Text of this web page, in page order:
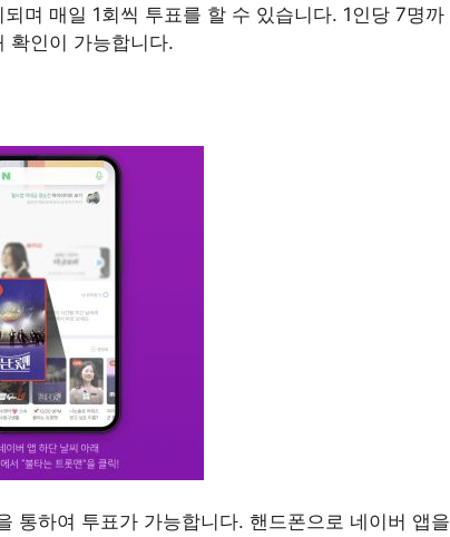
며 매일 1회씩 투표를 할 수 있습니다. 1인당 7명까
확인이 가능합니다.
통하여 투표가 가능합니다. 핸드폰으로 네이버 앱을